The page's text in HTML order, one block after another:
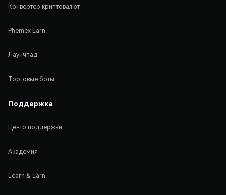
Конвертер криптовалют
Phemex Earn
Лаунчпад
Торговые боты
Поддержка
Центр поддержки
Академия
Learn & Earn